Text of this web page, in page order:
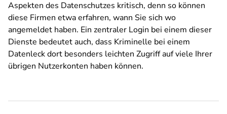
Aspekten des Datenschutzes kritisch, denn so können
diese Firmen etwa erfahren, wann Sie sich wo
angemeldet haben. Ein zentraler Login bei einem dieser
Dienste bedeutet auch, dass Kriminelle bei einem
Datenleck dort besonders leichten Zugriff auf viele Ihrer
übrigen Nutzerkonten haben können.